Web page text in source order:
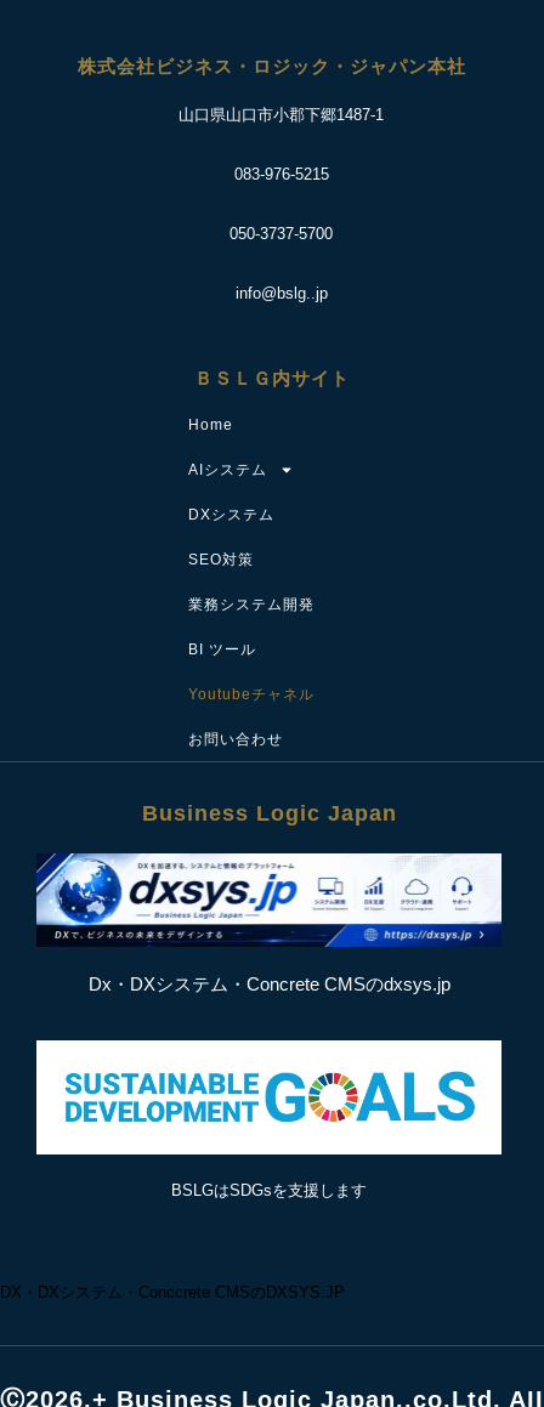
株式会社ビジネス・ロジック・ジャパン本社
山口県山口市小郡下郷1487-1
083-976-5215
050-3737-5700
info@bslg..jp
ＢＳＬＧ内サイト
Home
AIシステム
DXシステム
SEO対策
業務システム開発
BI ツール
Youtubeチャネル
お問い合わせ
Business Logic Japan
Dx・DXシステム・Concrete CMSのdxsys.jp
BSLGはSDGsを支援します
DX・DXシステム・Conccrete CMSのDXSYS.JP
Ⓒ2026,+ Business Logic Japan.,co.Ltd. AII